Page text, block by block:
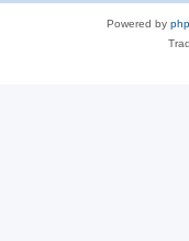
Powered by